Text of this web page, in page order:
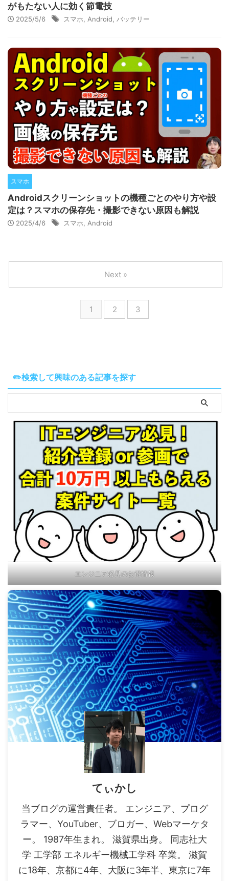
がもたない人に効く節電技
2025/5/6 スマホ, Android, バッテリー
スマホ
Androidスクリーンショットの機種ごとのやり方や設
定は？スマホの保存先・撮影できない原因も解説
2025/4/6 スマホ Android
1 2 3
Next »
✏️検索して興味のある記事を探す
エンジニア必見のお得情報
てぃかし
当ブログの運営責任者。 エンジニア、プログ
ラマー、YouTuber、ブロガー、Webマーケタ
ー。 1987年生まれ。 滋賀県出身。 同志社大
学 工学部 エネルギー機械工学科 卒業。 滋賀
に18年、京都に4年、大阪に3年半、東京に7年